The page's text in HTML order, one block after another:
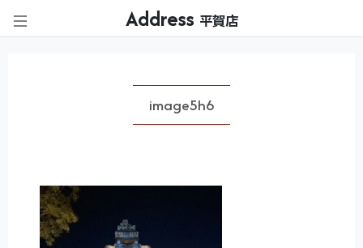
Address 平賀店
image5h6